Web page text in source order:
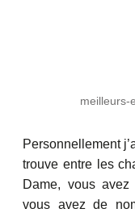
meilleurs-
Personnellement
trouve entre les
Dame, vous
vous avez de